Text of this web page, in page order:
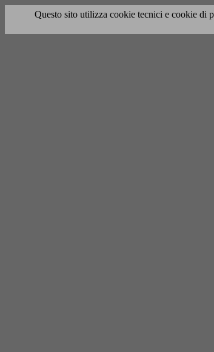
Questo sito utilizza cookie tecnici e cookie di